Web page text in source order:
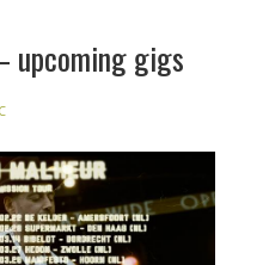
upcoming gigs